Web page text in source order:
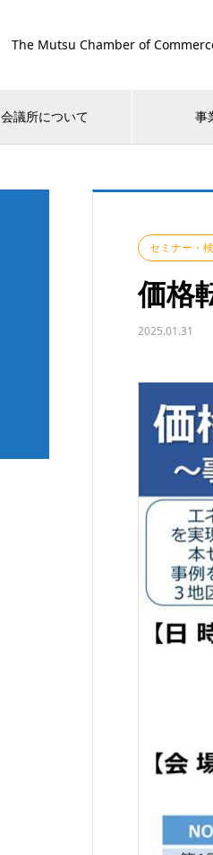
The Mutsu Chamber of
会議所について 事
セミナー・
価格
2025.01.31